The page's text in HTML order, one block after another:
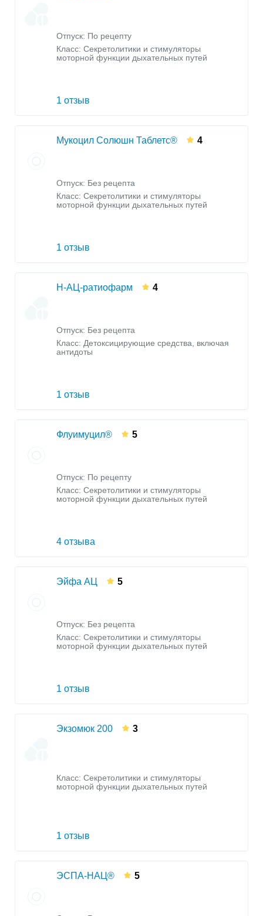
Отпуск: По рецепту
Класс: Секретолитики и стимуляторы
моторной функции дыхательных путей
1 отзыв
Мукоцил Солюшн Таблетс® 4
Отпуск: Без рецепта
Класс: Секретолитики и стимуляторы
моторной функции дыхательных путей
1 отзыв
Н-АЦ-ратиофарм 4
Отпуск: Без рецепта
Класс: Детоксицирующие средства, включая
антидоты
1 отзыв
Флуимуцил® 5
Отпуск: По рецепту
Класс: Секретолитики и стимуляторы
моторной функции дыхательных путей
4 отзыва
Эйфа АЦ 5
Отпуск: Без рецепта
Класс: Секретолитики и стимуляторы
моторной функции дыхательных путей
1 отзыв
Экзомюк 200 3
Класс: Секретолитики и стимуляторы
моторной функции дыхательных путей
1 отзыв
ЭСПА-НАЦ® 5